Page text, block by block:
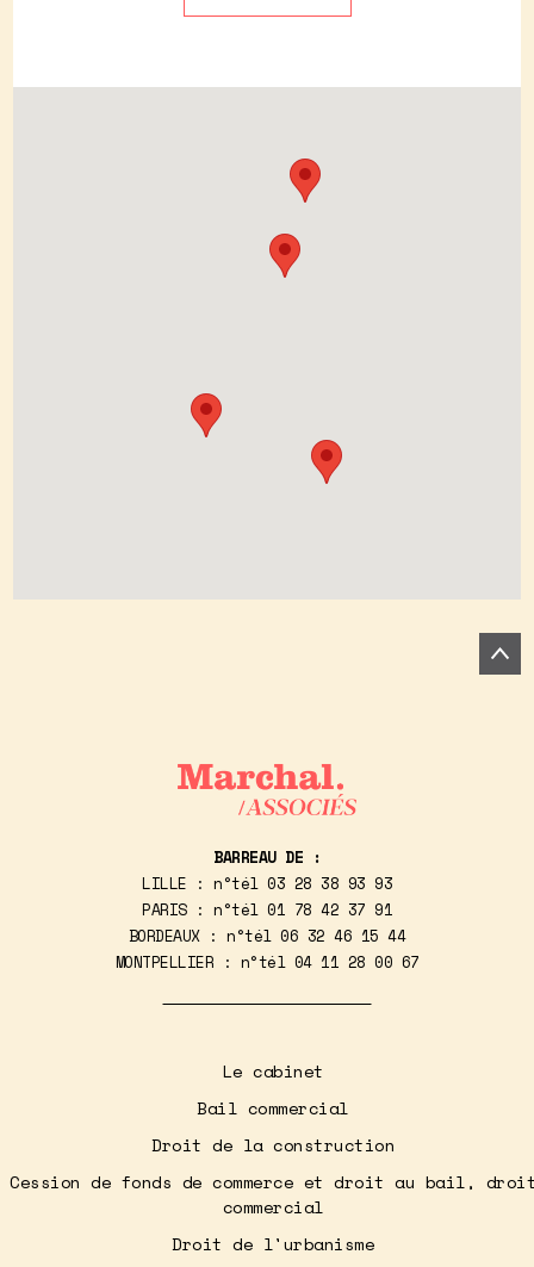
BARREAU DE :
LILLE : n°tél 03 28 38 93 93
PARIS : n°tél 01 78 42 37 91
BORDEAUX : n°tél06 32 46 15 44
MONTPELLIER : n°tél 04 11 28 00 67
Le cabinet
Bail commercial
Droit de la construction
Cession de fonds de commerce et droit au bail,
commercial
Droit de l'urbanisme